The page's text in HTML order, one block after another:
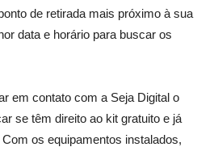
de retirada mais próximo à sua
data e horário para buscar os
em contato com a Seja Digital o
se têm direito ao kit gratuito e já
os equipamentos instalados,